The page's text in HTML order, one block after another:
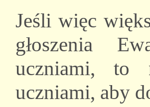
Jeśli więc
głoszenia
uczniami, to
uczniami, aby